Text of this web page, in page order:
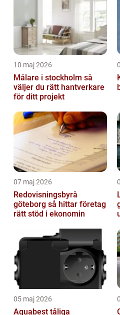
10 maj 2026
Målare i stockholm så
väljer du rätt hantverkare
för ditt projekt
07 maj 2026
Redovisningsbyrå
göteborg så hittar företag
rätt stöd i ekonomin
05 maj 2026
Aquabest tåliga